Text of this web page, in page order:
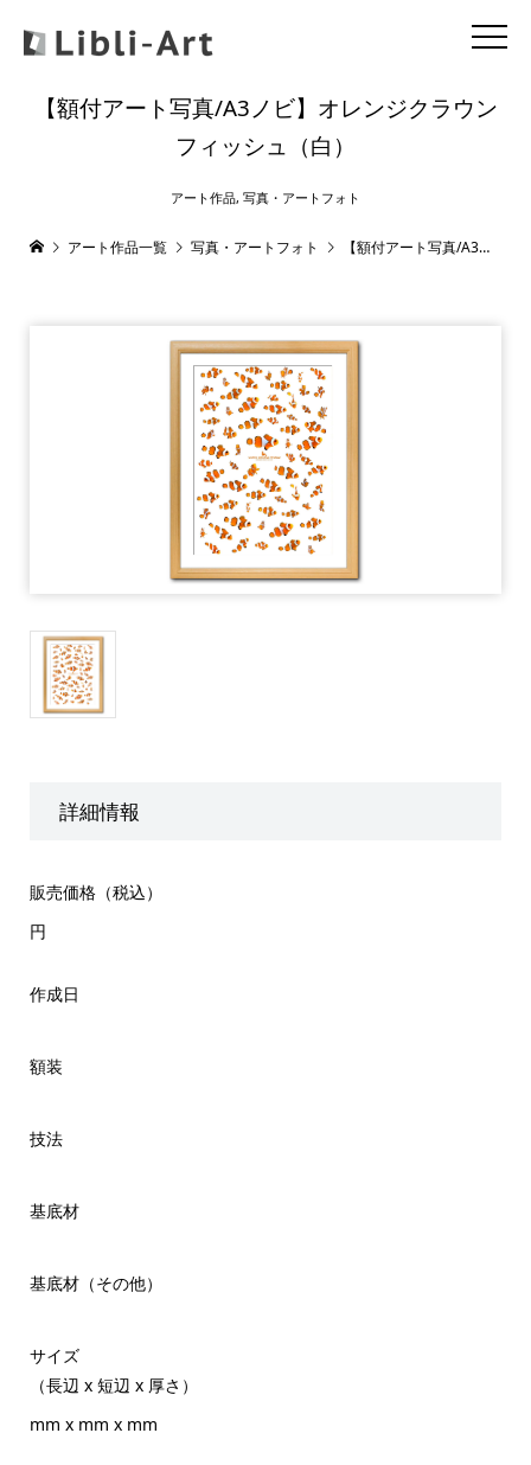
【額付アート写真/A3ノビ】オレンジクラウン
フィッシュ（白）
アート作品, 写真・アートフォト
アート作品一覧 写真・アートフォト 【額付アート写真/A3ノビ】オレンジクラウンフィッシュ（白）
詳細情報
販売価格（税込）
円
作成日
額装
技法
基底材
基底材（その他）
サイズ
（長辺 x 短辺 x 厚さ）
mm x mm x mm